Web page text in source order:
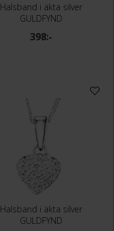
Halsband i äkta silver
GULDFYND
398:-
Halsband i äkta silver
GULDFYND